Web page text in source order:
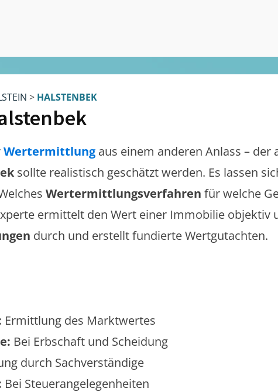
> HALSTENBEK
Wertermittlung aus einem anderen Anlass – der
sollte realistisch geschätzt werden. Es lassen
Wertermittlungsverfahren für welche
ermittelt den Wert einer Immobilie objektiv
durch und erstellt fundierte Wertgutachten.
Ermittlung des Marktwertes
Bei Erbschaft und Scheidung
durch Sachverständige
Bei Steuerangelegenheiten